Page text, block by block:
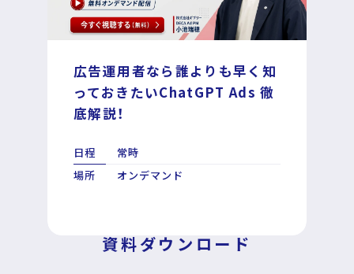
DECA MA
DECA for LINE
DECA for Instagram
マーケGAI
デジタル・DX人材育成 支援
Special Contents
広告運用者なら誰よりも早く知
っておきたいChatGPT Ads 徹
底解説！
日程
常時
場所
オンデマンド
資料ダウンロード